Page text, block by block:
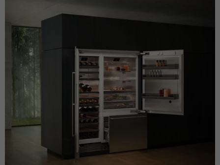
persönlichen Daten, sondern analysiert
lediglich das Nutzerverhalten, um Bot-
abzuwehren.
Name _cfuvid
Anbieter HubSpot
Laufzeit Browsersession
Dieser Cookie dient dem Rate-Limiting. Er
stellt sicher, dass ein einzelner Nutzer
nicht innerhalb kürzester Zeit zu viele
Zweck
Dieses Cookie wird von Google Tag
Name _gcl_au
Anbieter Google Analytics
Laufzeit 3 Monate
Dieses Cookie wird verwendet, um die
Aktionen von Nutzern anzuzeigen, die die
Website nach dem Anzeigen oder